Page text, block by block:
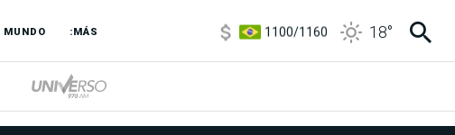
MUNDO :MÁS
3,8/4
18°